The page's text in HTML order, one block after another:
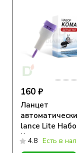
160 ₽
Ланцет
lance Lite
Комарик для
1.5 мм (4шт.)
4.8 Есть в